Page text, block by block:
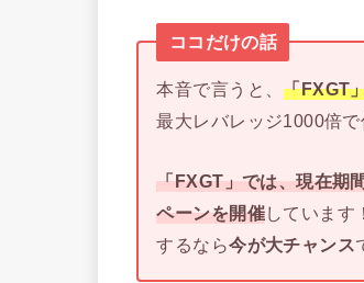
ココだけの話
本音で言うと、 「FXGT
最大レバレッジ1000倍
「FXGT」では、現在期
ペーンを開催しています
するなら今が大チャンス